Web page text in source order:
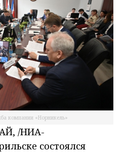
компании «Норникель»
/НИА-
состоялся